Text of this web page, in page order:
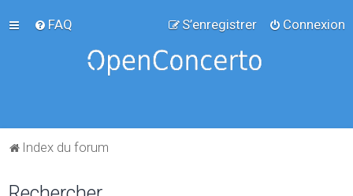
FAQ Connexion
S’enregistrer
Index du forum